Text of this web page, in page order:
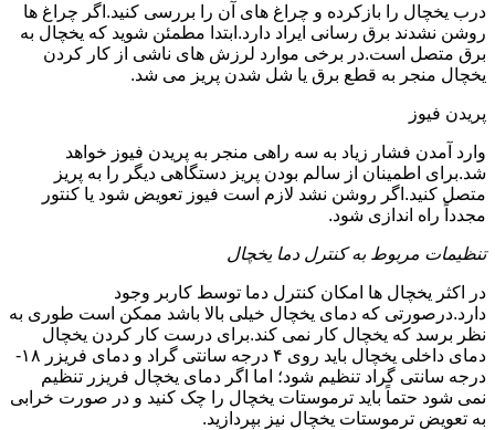
درب یخچال را بازکرده و چراغ های آن را بررسی کنید.اگر چراغ ها
روشن نشدند برق رسانی ایراد دارد.ابتدا مطمئن شوید که یخچال به
برق متصل است.در برخی موارد لرزش های ناشی از کار کردن
یخچال منجر به قطع برق یا شل شدن پریز می شد.
پریدن فیوز
وارد آمدن فشار زیاد به سه راهی منجر به پریدن فیوز خواهد
شد.برای اطمینان از سالم بودن پریز دستگاهی دیگر را به پریز
متصل کنید.اگر روشن نشد لازم است فیوز تعویض شود یا کنتور
مجدداً راه اندازی شود.
تنظیمات مربوط به کنترل دما یخچال
در اکثر یخچال ها امکان کنترل دما توسط کاربر وجود
دارد.درصورتی که دمای یخچال خیلی بالا باشد ممکن است طوری به
نظر برسد که یخچال کار نمی کند.برای درست کار کردن یخچال
دمای داخلی یخچال باید روی ۴ درجه سانتی گراد و دمای فریزر ۱۸-
درجه سانتی گراد تنظیم شود؛ اما اگر دمای یخچال فریزر تنظیم
نمی شود حتماً باید ترموستات یخچال را چک کنید و در صورت خرابی
به تعویض ترموستات یخچال نیز بپردازید.